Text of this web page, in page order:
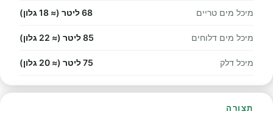
מיכל מים טריים 68 ליטר (≈ 18 גלון)
מיכל מים דלוחים 85 ליטר (≈ 22 גלון)
מיכל דלק 75 ליטר (≈ 20 גלון)
תצורה